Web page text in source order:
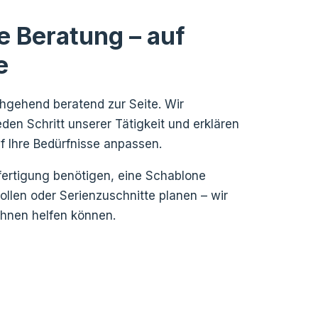
Beratung – auf
beratend zur Seite. Wir
Schritt unserer Tätigkeit und erklären
Ihre Bedürfnisse anpassen.
benötigen, eine Schablone
oder Serienzuschnitte planen – wir
helfen können.